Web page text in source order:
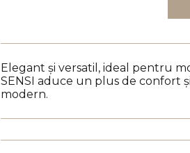
Elegant și versatil, ideal pentru
SENSI aduce un plus de confort
modern.